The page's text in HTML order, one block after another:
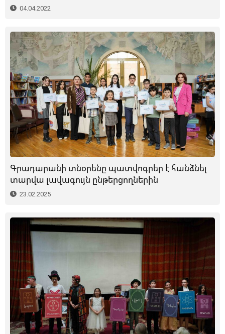
04.04.2022
Գրադարանի տնօրենը պատվոգրեր է հանձնել
տարվա լավագույն ընթերցողներին
23.02.2025